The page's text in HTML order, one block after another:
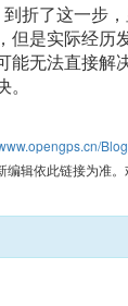
折了这一步
但是实际经历
能无法直接解
编辑依此链接为准